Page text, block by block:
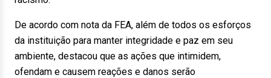
De acordo com nota da FEA, além de todos os esforços
da instituição para manter integridade e paz em seu
ambiente, destacou que as ações que intimidem,
ofendam e causem reações e danos serão